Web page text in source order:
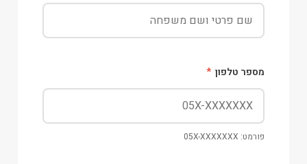
מספר טלפון *
פורמט: 05X-XXXXXXX